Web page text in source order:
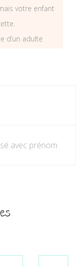
votre enfant
d’un adulte
avec prénom